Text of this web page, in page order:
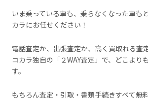
いま乗っている車も、乗らなくなった車も
カラにお任せください！
電話査定か、出張査定か、高く買取れる査
コカラ独自の「２WAY査定」で、どこより
す。
もちろん査定・引取・書類手続きすベて無